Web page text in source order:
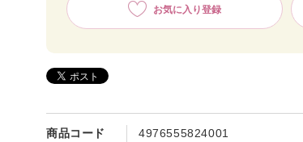
商品コード 4976555824001
お気に入り登録